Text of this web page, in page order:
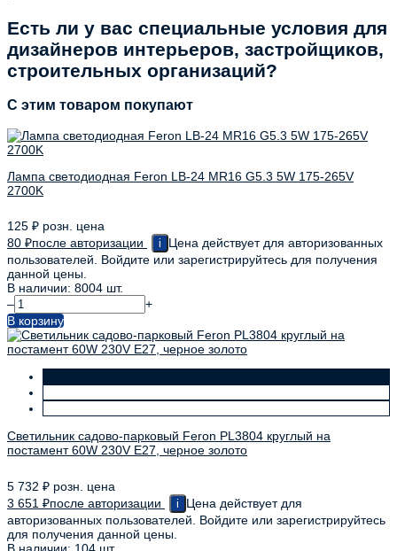
Есть ли у вас специальные условия для
дизайнеров интерьеров, застройщиков,
строительных организаций?
C этим товаром покупают
Лампа светодиодная Feron LB-24 MR16 G5.3 5W 175-265V
2700K
125 ₽ розн. цена
80 ₽после авторизации i
Цена действует для авторизованных
пользователей. Войдите или зарегистрируйтесь для получения
данной цены.
В наличии: 8004 шт.
–
+
В корзину
Светильник садово-парковый Feron PL3804 круглый на
постамент 60W 230V E27, черное золото
5 732 ₽ розн. цена
3 651 ₽после авторизации i
Цена действует для
авторизованных пользователей. Войдите или зарегистрируйтесь
для получения данной цены.